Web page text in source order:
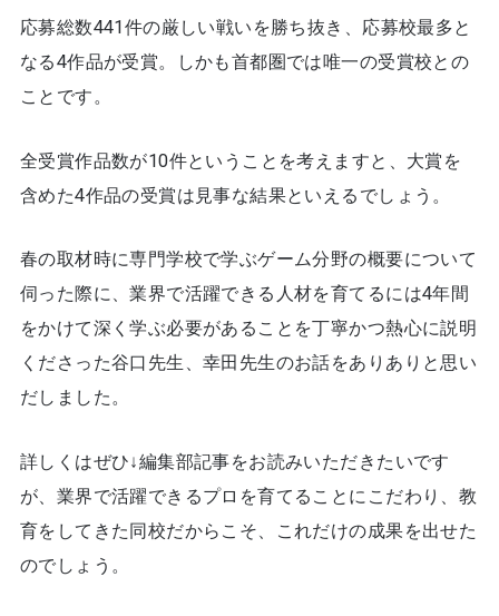
応募総数441件の厳しい戦いを勝ち抜き、応募校最多と
なる4作品が受賞。しかも首都圏では唯一の受賞校との
ことです。
全受賞作品数が10件ということを考えますと、大賞を
含めた4作品の受賞は見事な結果といえるでしょう。
春の取材時に専門学校で学ぶゲーム分野の概要について
伺った際に、業界で活躍できる人材を育てるには4年間
をかけて深く学ぶ必要があることを丁寧かつ熱心に説明
くださった谷口先生、幸田先生のお話をありありと思い
だしました。
詳しくはぜひ↓編集部記事をお読みいただきたいです
が、業界で活躍できるプロを育てることにこだわり、教
育をしてきた同校だからこそ、これだけの成果を出せた
のでしょう。